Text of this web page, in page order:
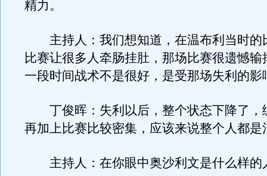
精力。
主持人：我们想知道，在温布利当时的
比赛让很多人牵肠挂肚，那场比赛很遗憾输
一段时间战术不是很好，是受那场失利的影
丁俊晖：失利以后，整个状态下降了，
再加上比赛比较密集，应该来说整个人都是
主持人：在你眼中奥沙利文是什么样的